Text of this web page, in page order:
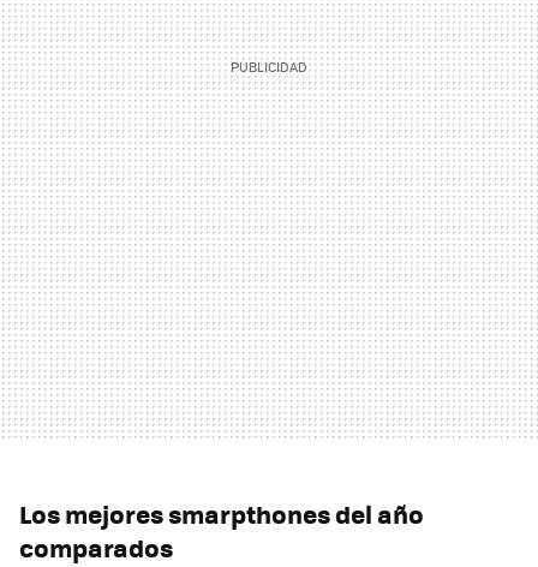
Los mejores smarpthones del año
comparados